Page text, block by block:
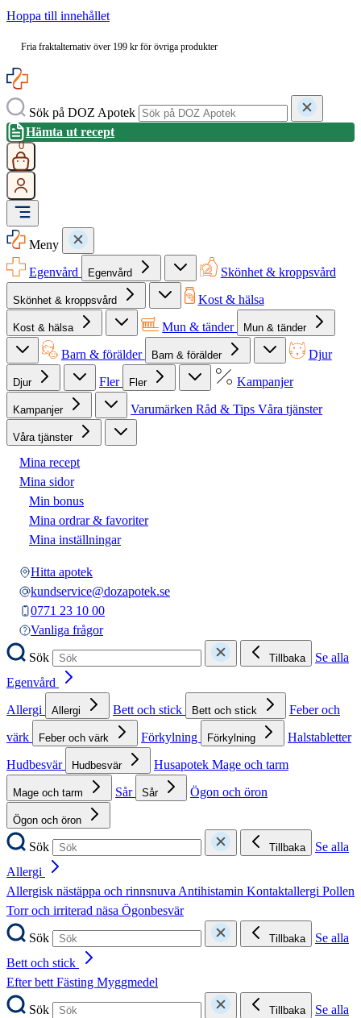
Hoppa till innehållet
Fria fraktalternativ över 199 kr för övriga produkter
Sök på DOZ Apotek
Hämta ut recept
0
Meny
Egenvård
Egenvård Skönhet & kroppsvård
Skönhet & kroppsvård Kost & hälsa
Kost & hälsa Mun & tänder Mun & tänder
Barn & förälder Barn & förälder Djur
Djur Fler Fler Kampanjer
Kampanjer Varumärken Råd & Tips Våra tjänster
Våra tjänster
Mina recept
Mina sidor
Min bonus
Mina ordrar & favoriter
Mina inställningar
Hitta apotek
kundservice@dozapotek.se
0771 23 10 00
Vanliga frågor
Sök
Tillbaka
Se alla
Egenvård
Allergi
Allergi Bett och stick Bett och stick
Feber och
värk
Feber och värk Förkylning Förkylning
Halstabletter
Hudbesvär
Hudbesvär Husapotek Mage och tarm
Mage och tarm Sår Sår Ögon och öron
Ögon och öron
Sök Tillbaka
Se alla
Allergi
Allergisk nästäppa och rinnsnuvaAntihistamin Kontaktallergi Pollen
Torr och irriterad näsa Ögonbesvär
Sök
Tillbaka
Se alla
Bett och stick
Efter bettFästing Myggmedel
Sök
Tillbaka
Se alla